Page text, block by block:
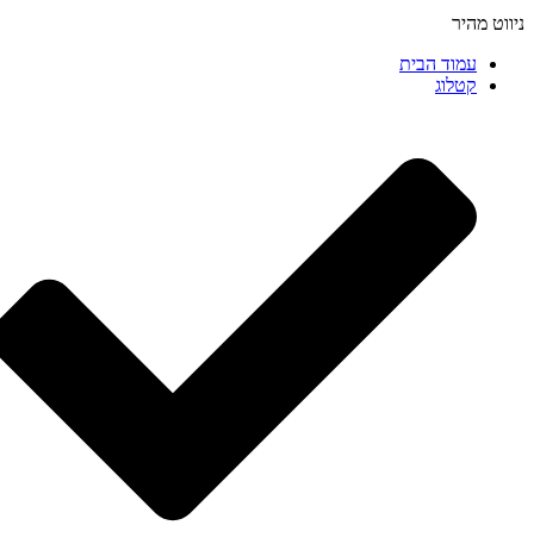
ניווט מהיר
עמוד הבית
קטלוג